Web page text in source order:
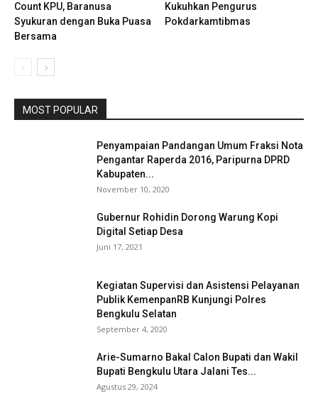
Count KPU, Baranusa
Syukuran dengan Buka Puasa
Bersama
Kukuhkan Pengurus
Pokdarkamtibmas
MOST POPULAR
Penyampaian Pandangan Umum Fraksi Nota
Pengantar Raperda 2016, Paripurna DPRD
Kabupaten...
November 10, 2020
Gubernur Rohidin Dorong Warung Kopi
Digital Setiap Desa
Juni 17, 2021
Kegiatan Supervisi dan Asistensi Pelayanan
Publik KemenpanRB Kunjungi Polres
Bengkulu Selatan
September 4, 2020
Arie-Sumarno Bakal Calon Bupati dan Wakil
Bupati Bengkulu Utara Jalani Tes...
Agustus 29, 2024